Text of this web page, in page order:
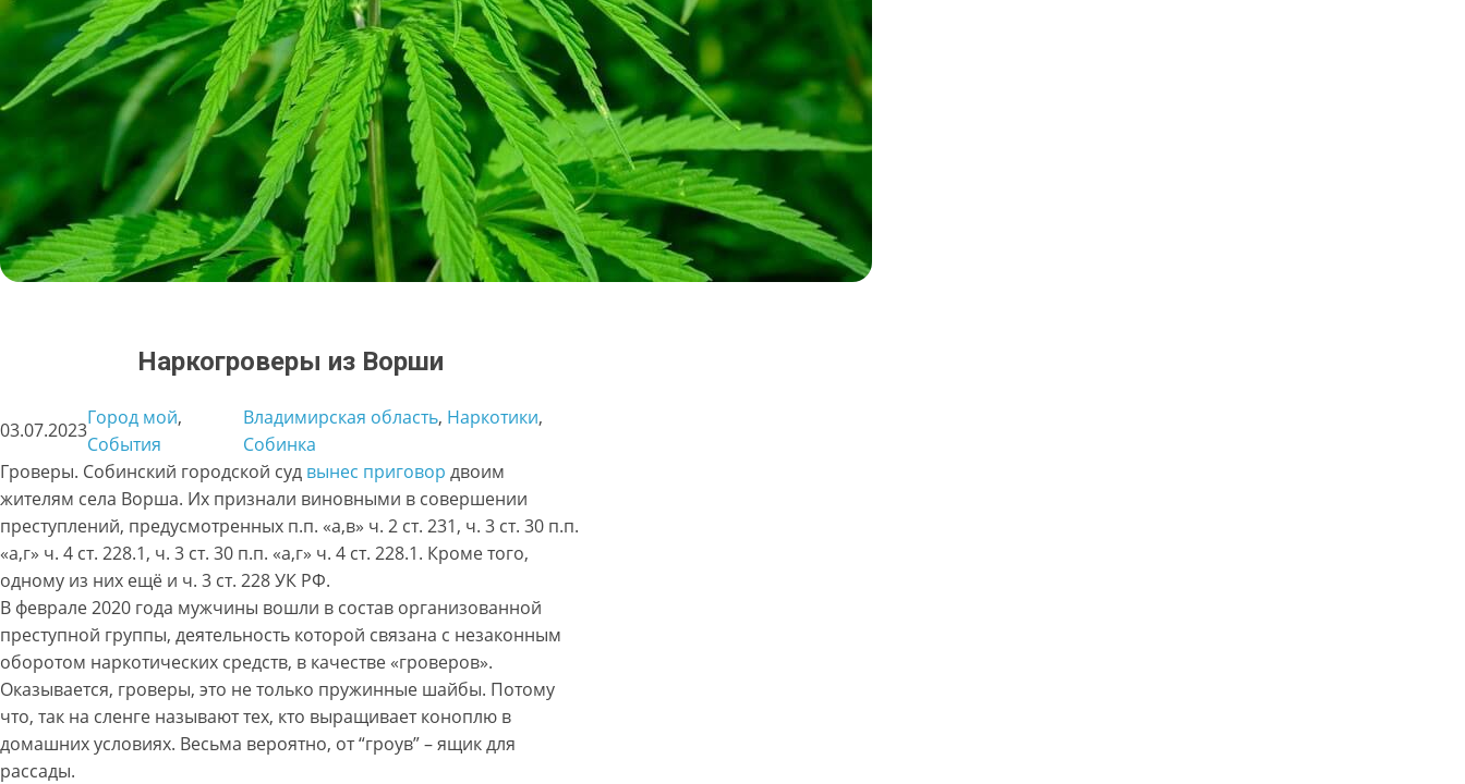
Наркогроверы из Ворши
03.07.2023
Город мой
События
Владимирская область, Наркотики
Собинка
Гроверы. Собинский городской суд вынес приговор двоим
жителям села Ворша. Их признали виновными в совершении
преступлений, предусмотренных п.п. «а,в» ч. 2 ст. 231, ч. 3 ст. 30 п.п.
«а,г» ч. 4 ст. 228.1, ч. 3 ст. 30 п.п. «а,г» ч. 4 ст. 228.1. Кроме того,
одному из них ещё и ч. 3 ст. 228 УК РФ.
В феврале 2020 года мужчины вошли в состав организованной
преступной группы, деятельность которой связана с незаконным
оборотом наркотических средств, в качестве «гроверов».
Оказывается, гроверы, это не только пружинные шайбы. Потому
что, так на сленге называют тех, кто выращивает коноплю в
домашних условиях. Весьма вероятно, от “гроув” – ящик для
рассады.